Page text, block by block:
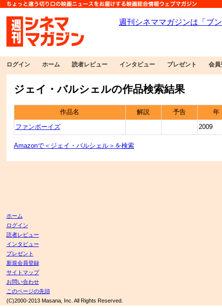
ログイン ホーム 読者レビュー インタビュー プレゼント 会員
ジェイ・バルシェルの作品検索結果
作品名 解説 予告 年
ファンボーイズ 2009
Amazonで＜ジェイ・バルシェル＞を検索
ホーム
ログイン
読者レビュー
インタビュー
プレゼント
新規会員登録
サイトマップ
お問い合わせ
このページの先頭
(C)2000-2013 Masana, Inc. All Rights Reserved.